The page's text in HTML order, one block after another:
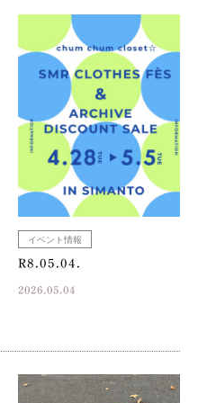
イベント情報
R8.05.04.
2026.05.04